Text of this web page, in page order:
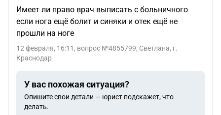
Имеет ли право врач выписать с больничного
если нога ещё болит и синяки и отек ещё не
прошли на ноге
12 февраля, 16:11 , вопрос №4855799, Светлана, г.
Краснодар
У вас похожая ситуация?
Опишите свои детали — юрист подскажет, что
делать.